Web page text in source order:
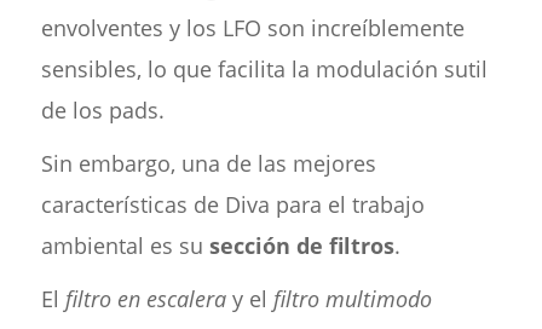
envolventes y los LFO son increíblemente
sensibles, lo que facilita la modulación sutil
de los pads.
Sin embargo, una de las mejores
características de Diva para el trabajo
ambiental es su sección de filtros.
El filtro en escaleray el filtro multimodo